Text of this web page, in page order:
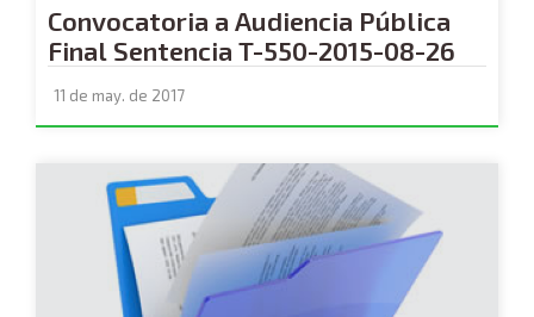
Convocatoria a Audiencia Pública
Final Sentencia T-550-2015-08-26
11 de may. de 2017